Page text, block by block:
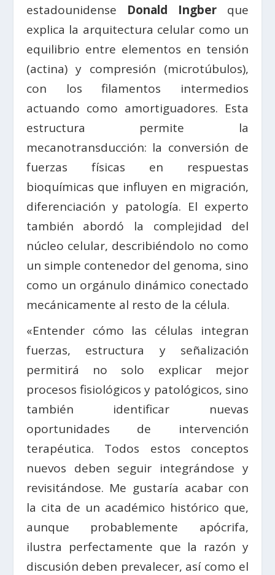
estadounidense Donald Ingber que
explica la arquitectura celular como un
equilibrio entre elementos en tensión
(actina) y compresión (microtúbulos),
con los filamentos intermedios
actuando como amortiguadores. Esta
estructura permite la
mecanotransducción: la conversión de
fuerzas físicas en respuestas
bioquímicas que influyen en migración,
diferenciación y patología. El experto
también abordó la complejidad del
núcleo celular, describiéndolo no como
un simple contenedor del genoma, sino
como un orgánulo dinámico conectado
mecánicamente al resto de la célula.
«Entender cómo las células integran
fuerzas, estructura y señalización
permitirá no solo explicar mejor
procesos fisiológicos y patológicos, sino
también identificar nuevas
oportunidades de intervención
terapéutica. Todos estos conceptos
nuevos deben seguir integrándose y
revisitándose. Me gustaría acabar con
la cita de un académico histórico que,
aunque probablemente apócrifa,
ilustra perfectamente que la razón y
discusión deben prevalecer, así como el